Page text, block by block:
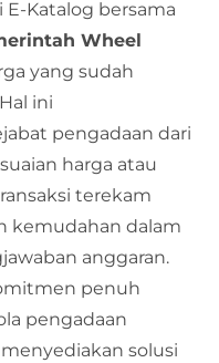
Katalog bersama
Wheel
yang sudah
ini
pengadaan dari
harga atau
terekam
kemudahan dalam
anggaran.
penuh
pengadaan
solusi